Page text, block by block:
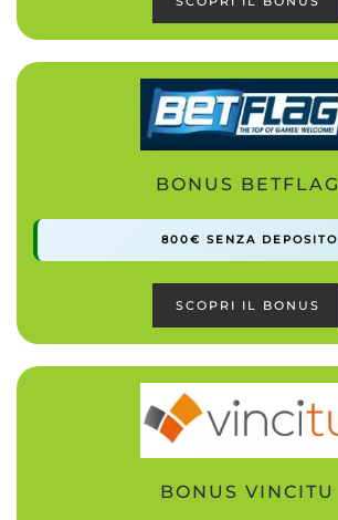
BONUS BETFLAG
800€ SENZA DEPOSITO
SCOPRI IL BONUS
BONUS VINCITU